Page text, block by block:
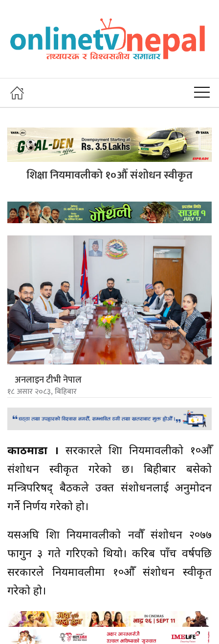
शिक्षा नियमावलीको १०औँ संशोधन स्वीकृत
अनलाइन टीभी नेपाल
१८ असार २०८३, बिहिबार
काठमाडौं । सरकारले शिक्षा नियमावलीको १०औँ
संशोधन स्वीकृत गरेको छ। बिहीबार बसेको
मन्त्रिपरिषद् बैठकले उक्त संशोधनलाई अनुमोदन
गर्ने निर्णय गरेको हो।
यसअघि शिक्षा नियमावलीको नवौँ संशोधन २०७७
फागुन ३ गते गरिएको थियो। करिब पाँच वर्षपछि
सरकारले नियमावलीमा १०औँ संशोधन स्वीकृत
गरेको हो।